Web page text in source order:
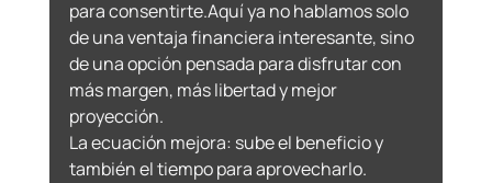
para consentirte.Aquí ya no hablamos solo
de una ventaja financiera interesante, sino
de una opción pensada para disfrutar con
más margen, más libertad y mejor
proyección.
La ecuación mejora: sube el beneficio y
también el tiempo para aprovecharlo.